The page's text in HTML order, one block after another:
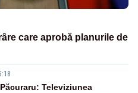
care aprobă planurile de
Televiziunea